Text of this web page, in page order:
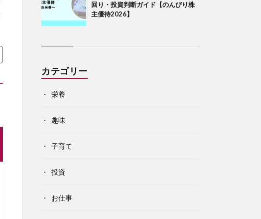
回り・投資判断ガイド【のんびり株
主優待2026】
カテゴリー
栄養
趣味
子育て
投資
お仕事